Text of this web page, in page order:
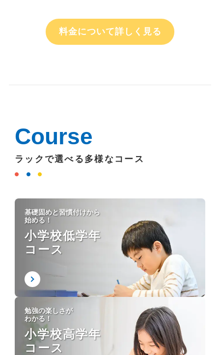
料金について詳しく見る
Course
ラックで選べる多様なコース
基礎固めと習慣付けから
始める！
小学校低学年
コース
勉強の楽しさが
わかる！
小学校高学年
コース